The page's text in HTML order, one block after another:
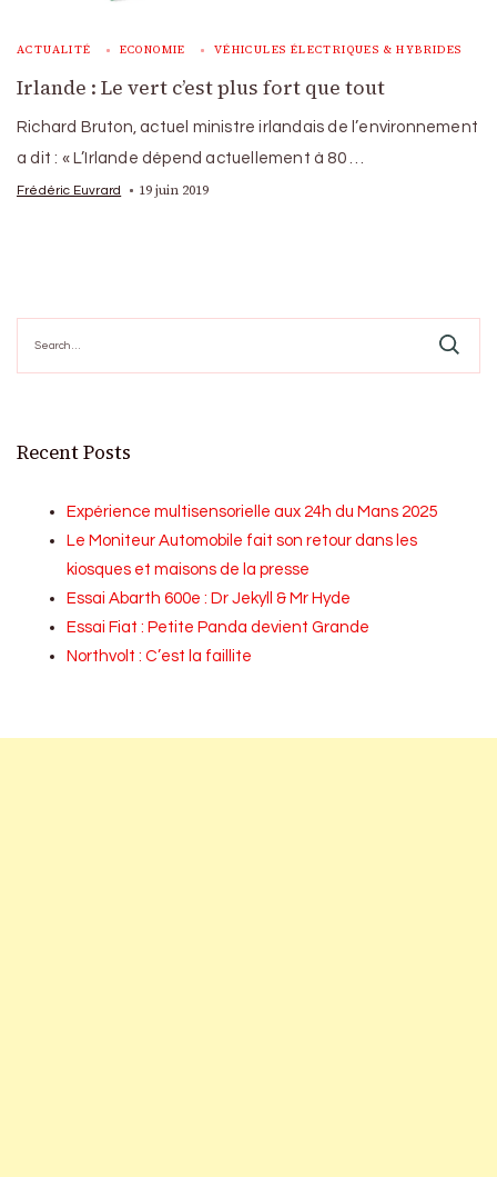
ACTUALITÉ ECONOMIE VÉHICULES ÉLECTRIQUES & HYBRIDES
Irlande : Le vert c’est plus fort que tout
Richard Bruton, actuel ministre irlandais de l’environnement
a dit : « L’Irlande dépend actuellement à 80 …
Frédéric Euvrard 19 juin 2019
for:
Recent Posts
Expérience multisensorielle aux 24h du Mans 2025
Le Moniteur Automobile fait son retour dans les
kiosques et maisons de la presse
Essai Abarth 600e : Dr Jekyll & Mr Hyde
Essai Fiat : Petite Panda devient Grande
Northvolt : C’est la faillite